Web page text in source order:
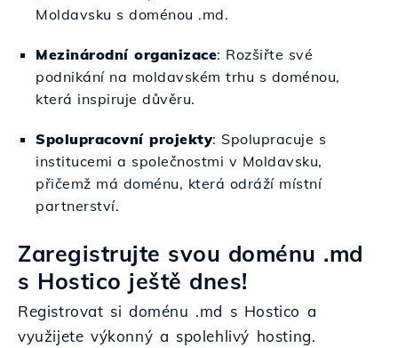
Moldavsku s doménou .md.
Mezinárodní organizace: Rozšiřte své
podnikání na moldavském trhu s doménou,
která inspiruje důvěru.
Spolupracovní projekty: Spolupracuje s
institucemi a společnostmi v Moldavsku,
přičemž má doménu, která odráží místní
partnerství.
Zaregistrujte svou doménu .md
s Hostico ještě dnes!
Registrovat si doménu .md s Hostico a
využijete výkonný a spolehlivý hosting.